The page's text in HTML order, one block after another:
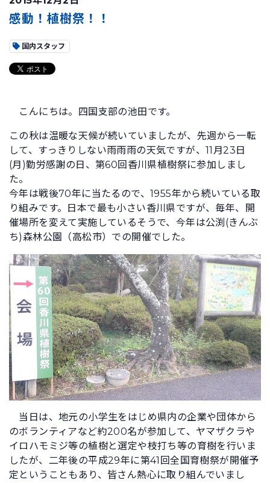
感動！植樹祭！！
国内スタッフ
こんにちは。四国支部の池田です。
この秋は温暖な天候が続いていましたが、先週から一転
して、すっきりしない雨雨雨の天気ですが、11月23日
(月)勤労感謝の日、第60回香川県植樹祭に参加しまし
た。
今年は戦後70年に当たるので、1955年から続いている取
り組みです。日本で最も小さい香川県ですが、毎年、開
催場所を変えて実施しているそうで、今年は公渕(きんぶ
ち)森林公園（高松市）での開催でした。
当日は、地元の小学生をはじめ県内の企業や団体から
のボランティアなど約200名が参加して、ヤマザクラや
イロハモミジ等の植樹と選定や枝打ち等の育樹を行いま
したが、二年後の平成29年に第41回全国育樹祭が開催予
定ということもあり、皆さん熱心に取り組んでいまし